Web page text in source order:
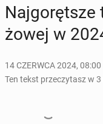
żo­wej w
14 CZERWCA 2024, 08:00
Ten tekst przeczytasz w